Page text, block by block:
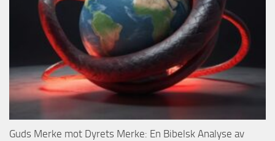
Guds Merke mot Dyrets Merke: En Bibelsk Analyse av